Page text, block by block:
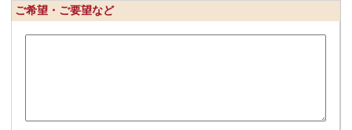
ご希望・ご要望など